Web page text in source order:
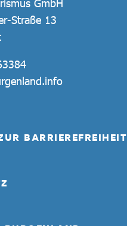
GmbH
Straße 13
BARRIEREFREIHEIT